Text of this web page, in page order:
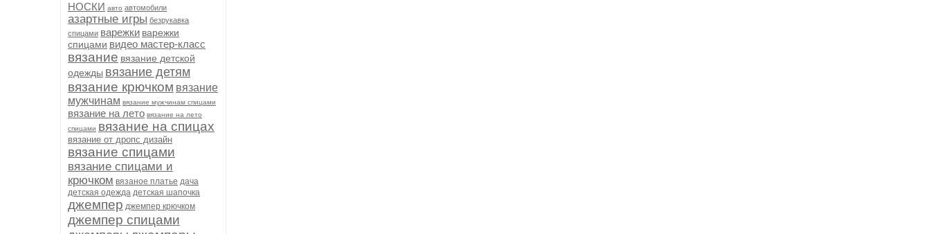
НОСКИ авто автомобили
азартные игры безрукавка
спицами варежки варежки
спицами видео мастер-класс
вязание вязание детской
одежды вязание детям
вязание крючком вязание
мужчинам вязание мужчинам спицами
вязание на лето вязание на лето
спицами вязание на спицах
вязание от дропс дизайн
вязание спицами
вязание спицами и
крючком вязаное платье дача
детская одежда детская шапочка
джемпер джемпер крючком
джемпер спицами